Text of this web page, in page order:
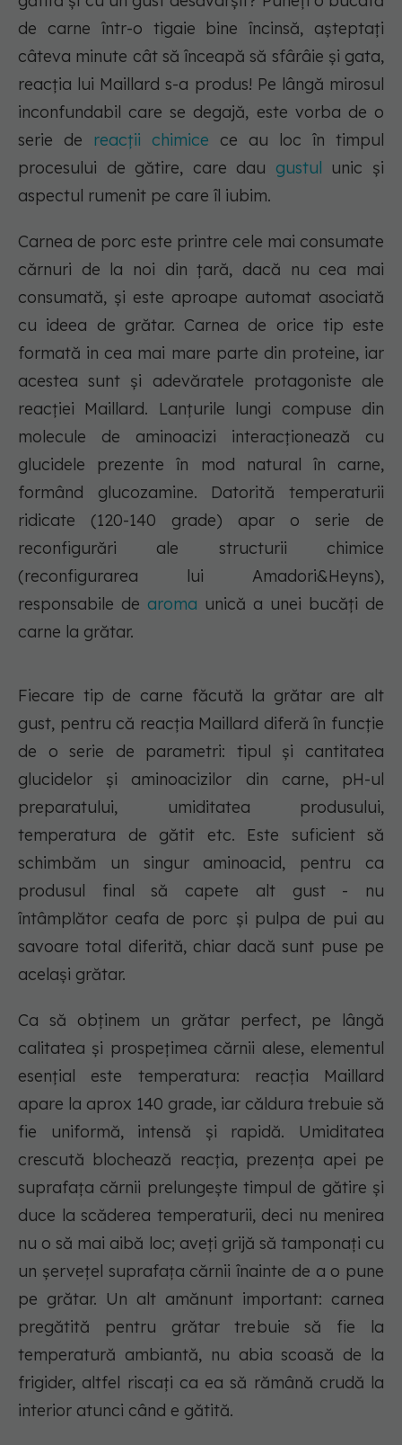
de carne într-o tigaie bine încinsă, așteptați
câteva minute cât să înceapă să sfârâie și gata,
reacția lui Maillard s-a produs! Pe lângă mirosul
inconfundabil care se degajă, este vorba de o
serie de reacții chimice ce au loc în timpul
procesului de gătire, care dau gustul unic și
aspectul rumenit pe care îl iubim.
Carnea de porc este printre cele mai consumate
cărnuri de la noi din țară, dacă nu cea mai
consumată, și este aproape automat asociată
cu ideea de grătar. Carnea de orice tip este
formată in cea mai mare parte din proteine, iar
acestea sunt și adevăratele protagoniste ale
reacției Maillard. Lanțurile lungi compuse din
molecule de aminoacizi interacționează cu
glucidele prezente în mod natural în carne,
formând glucozamine. Datorită temperaturii
ridicate (120-140 grade) apar o serie de
reconfigurări ale structurii chimice
(reconfigurarea lui Amadori&Heyns),
responsabile de aroma unică a unei bucăți de
carne la grătar.
Fiecare tip de carne făcută la grătar are alt
gust, pentru că reacția Maillard diferă în funcție
de o serie de parametri: tipul și cantitatea
glucidelor și aminoacizilor din carne, pH-ul
preparatului, umiditatea produsului,
temperatura de gătit etc. Este suficient să
schimbăm un singur aminoacid, pentru ca
produsul final să capete alt gust - nu
întâmplător ceafa de porc și pulpa de pui au
savoare total diferită, chiar dacă sunt puse pe
același grătar.
Ca să obținem un grătar perfect, pe lângă
calitatea și prospețimea cărnii alese, elementul
esențial este temperatura: reacția Maillard
apare la aprox 140 grade, iar căldura trebuie să
fie uniformă, intensă și rapidă. Umiditatea
crescută blochează reacția, prezența apei pe
suprafața cărnii prelungește timpul de gătire și
duce la scăderea temperaturii, deci nu menirea
nu o să mai aibă loc; aveți grijă să tamponați cu
un șervețel suprafața cărnii înainte de a o pune
pe grătar. Un alt amănunt important: carnea
pregătită pentru grătar trebuie să fie la
temperatură ambiantă, nu abia scoasă de la
frigider, altfel riscați ca ea să rămână crudă la
interior atunci când e gătită.